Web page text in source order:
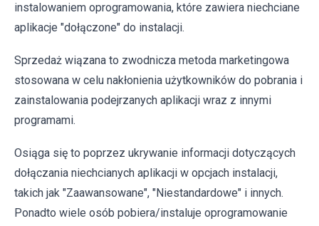
instalowaniem oprogramowania, które zawiera niechciane
aplikacje "dołączone" do instalacji.
Sprzedaż wiązana to zwodnicza metoda marketingowa
stosowana w celu nakłonienia użytkowników do pobrania i
zainstalowania podejrzanych aplikacji wraz z innymi
programami.
Osiąga się to poprzez ukrywanie informacji dotyczących
dołączania niechcianych aplikacji w opcjach instalacji,
takich jak "Zaawansowane", "Niestandardowe" i innych.
Ponadto wiele osób pobiera/instaluje oprogramowanie